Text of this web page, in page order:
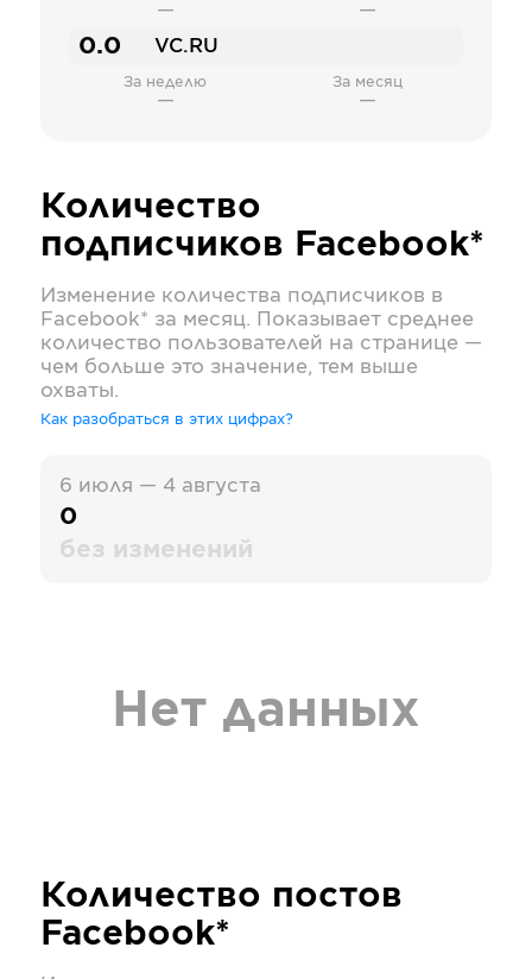
— —
0.0 VC.RU
За неделю
—
За месяц
—
Количество
подписчиков Facebook*
Изменение количества подписчиков в
Facebook* за месяц. Показывает среднее
количество пользователей на странице —
чем больше это значение, тем выше
охваты.
Как разобраться в этих цифрах?
6 июля — 4 августа
0
без изменений
Нет данных
Количество постов
Facebook*